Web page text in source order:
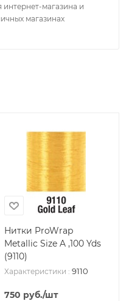
интернет-магазина и
магазинах
Нитки ProWrap
Metallic Size A ,100 Yds
(9110)
Характеристики : 9110
750 руб./шт